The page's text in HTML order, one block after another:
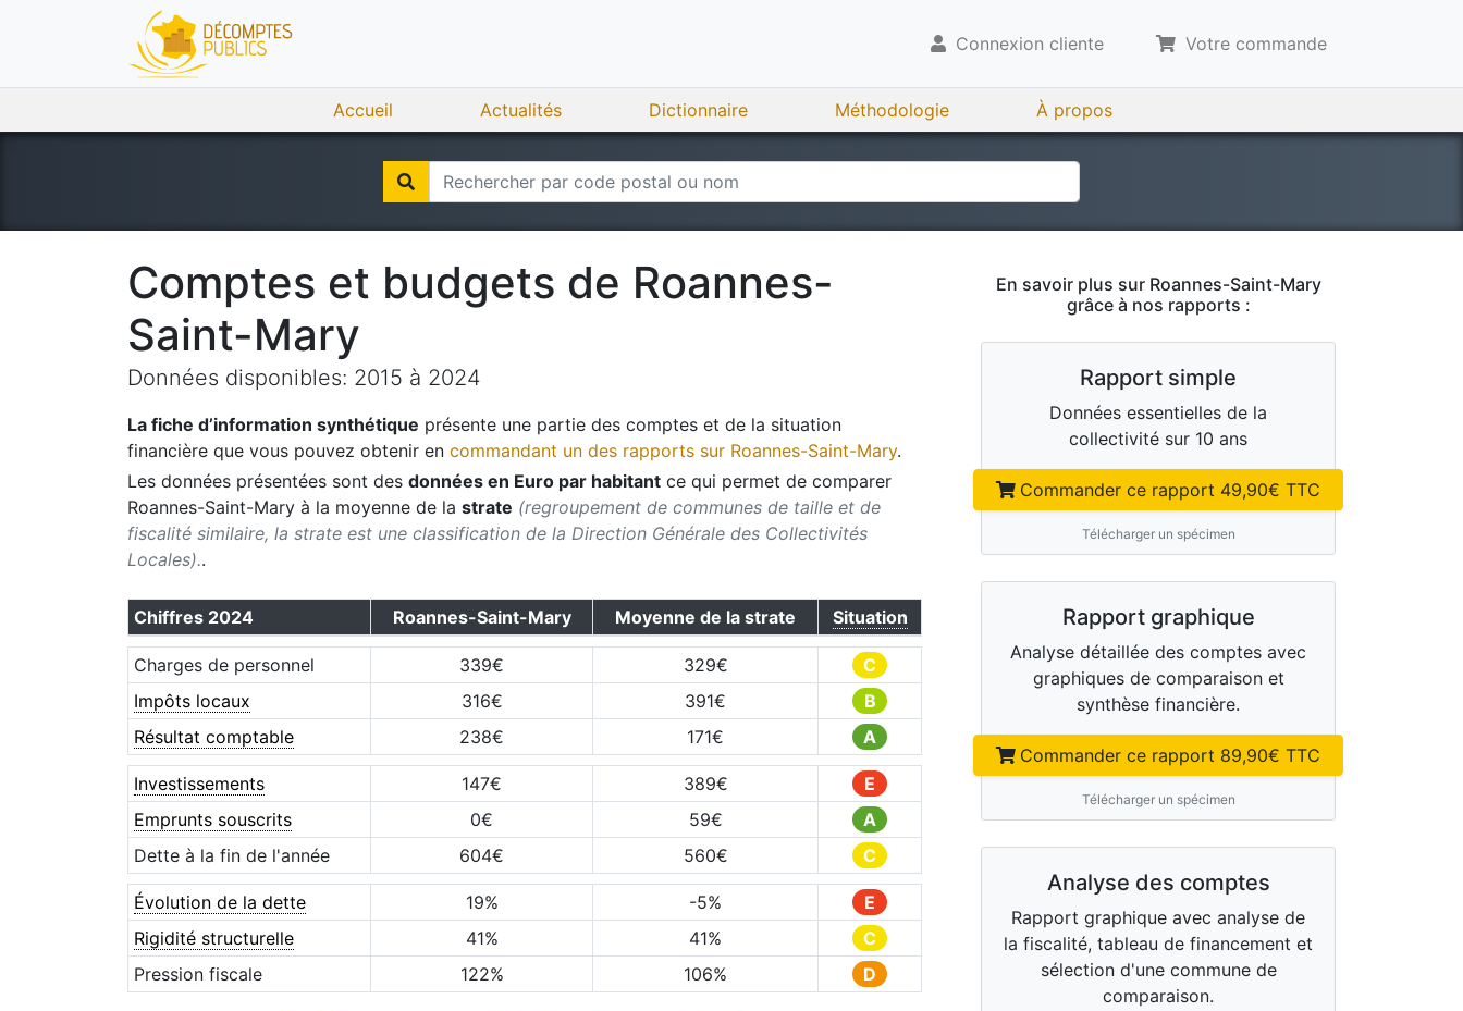
Connexion cliente Votre commande
Accueil Actualités Dictionnaire Méthodologie À propos
Comptes et budgets de Roannes-
Saint-Mary
Données disponibles: 2015 à 2024
La fiche d’information synthétique présente une partie des comptes et de la situation
financière que vous pouvez obtenir en commandant un des rapports sur Roannes-Saint-Mary.
Les données présentées sont des données en Euro par habitant ce qui permet de comparer
Roannes-Saint-Mary à la moyenne de la strate (regroupement de communes de taille et de
fiscalité similaire, la strate est une classification de la Direction Générale des Collectivités
Locales)..
Chiffres 2024 Roannes-Saint-Mary Moyenne de la strate Situation
Charges de personnel 339€ 329€
C
Impôts locaux
316€ 391€
B
Résultat comptable
238€ 171€ A
Investissements 147€ 389€
E
Emprunts souscrits
0€ 59€
A
Dette à la fin de l'année
604€ 560€ C
Évolution de la dette 19% -5%
E
Rigidité structurelle
41% 41%
C
Pression fiscale
122% 106% D
En savoir plus sur Roannes-Saint-Mary
grâce à nos rapports :
Rapport simple
Données essentielles de la
collectivité sur 10 ans
Commander ce rapport 49,90€ TTC
Télécharger un spécimen
Rapport graphique
Analyse détaillée des comptes avec
graphiques de comparaison et
synthèse financière.
Commander ce rapport 89,90€ TTC
Télécharger un spécimen
Analyse des comptes
Rapport graphique avec analyse de
la fiscalité, tableau de financement et
sélection d'une commune de
comparaison.